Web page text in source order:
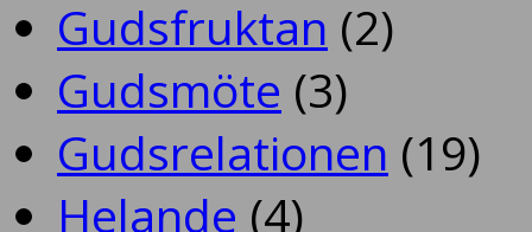
Gudsfruktan (2)
Gudsmöte (3)
Gudsrelationen (19)
Helande (4)